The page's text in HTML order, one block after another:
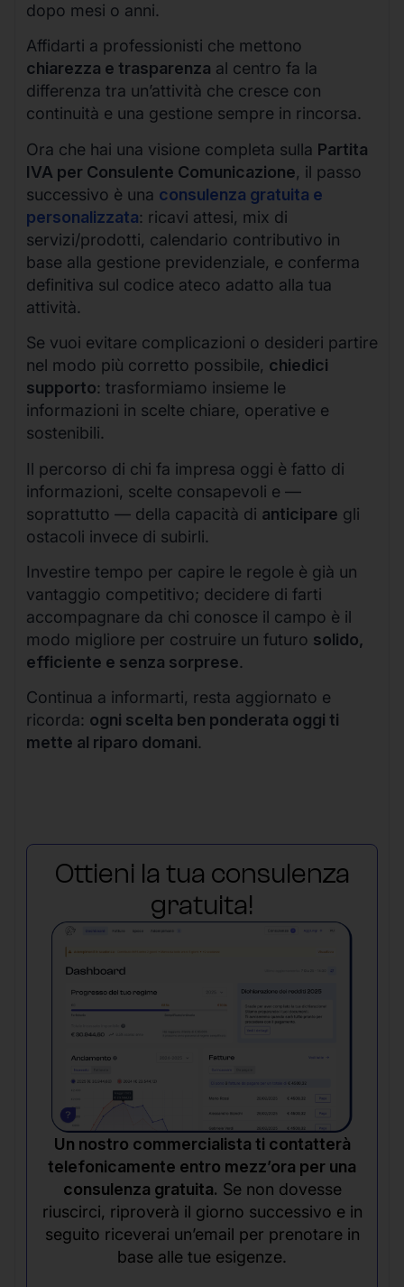
dopo mesi o anni.
Affidarti a professionisti che mettono
chiarezza e trasparenza al centro fa la
differenza tra un’attività che cresce con
continuità e una gestione sempre in rincorsa.
Ora che hai una visione completa sulla Partita
IVA per Consulente Comunicazione, il passo
successivo è una consulenza gratuita e
personalizzata: ricavi attesi, mix di
servizi/prodotti, calendario contributivo in
base alla gestione previdenziale, e conferma
definitiva sul codice ateco adatto alla tua
attività.
Se vuoi evitare complicazioni o desideri partire
nel modo più corretto possibile, chiedici
supporto: trasformiamo insieme le
informazioni in scelte chiare, operative e
sostenibili.
Il percorso di chi fa impresa oggi è fatto di
informazioni, scelte consapevoli e —
soprattutto — della capacità di anticipare gli
ostacoli invece di subirli.
Investire tempo per capire le regole è già un
vantaggio competitivo; decidere di farti
accompagnare da chi conosce il campo è il
modo migliore per costruire un futuro solido,
efficiente e senza sorprese.
Continua a informarti, resta aggiornato e
ricorda: ogni scelta ben ponderata oggi ti
mette al riparo domani.
Ottieni la tua consulenza
gratuita!
Un nostro commercialista ti contatterà
telefonicamente entro mezz’ora per una
consulenza gratuita. Se non dovesse
riuscirci, riproverà il giorno successivo e in
seguito riceverai un’email per prenotare in
base alle tue esigenze.